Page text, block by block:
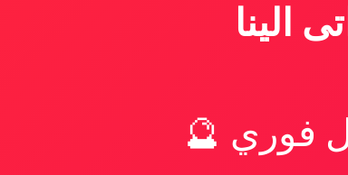
الينا
فوري 🔮